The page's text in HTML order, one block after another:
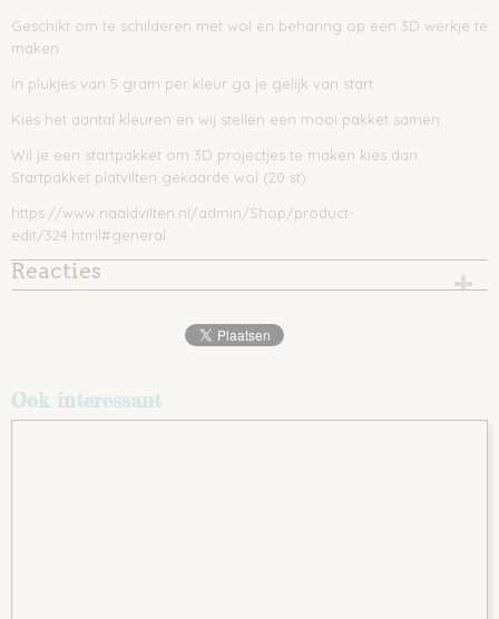
Geschikt om te schilderen met wol en beharing op een 3D werkje te
maken.
In plukjes van 5 gram per kleur ga je gelijk van start.
Kies het aantal kleuren en wij stellen een mooi pakket samen.
Wil je een startpakket om 3D projectjes te maken kies dan
Startpakket platvilten gekaarde wol (20 st)
https://www.naaldvilten.nl/admin/Shop/product-
edit/324.html#general
Reacties
Ook interessant